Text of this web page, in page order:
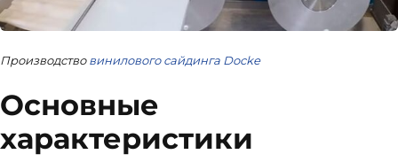
Производствовинилового сайдинга Docke
Основные
характеристики